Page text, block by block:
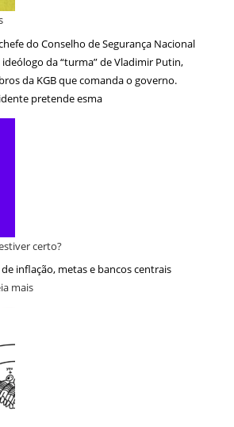
do Conselho de Segurança Nacional
da “turma” de Vladimir Putin,
da KGB que comanda o governo.
pretende esma
certo?
inflação, metas e bancos centrais
mais